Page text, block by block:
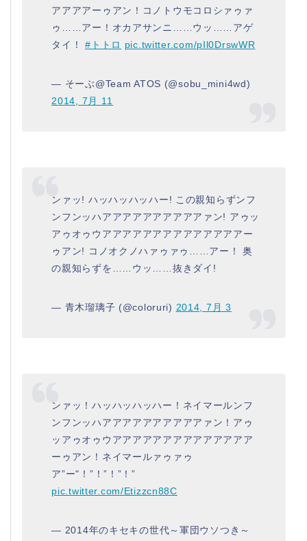
アアアアーゥアン！コノトウモコロシァゥァ
ゥ……アー！オカアサンニ……ウッ……アゲ
タイ！#トトロ pic.twitter.com/pIl0DrswWR
— そーぶ@Team ATOS (@sobu_mini4wd)
2014, 7月 11
ンァッ! ハッハッハッハー! この親知らずンフ
ンフンッハアアアアアアアアアアァン! アゥッ
アゥオゥウアアアアアアアアアアアアアアー
ゥアン! コノオクノハァゥァゥ……アー！ 奥
の親知らずを……ウッ……抜きダイ!
— 青木瑠璃子 (@coloruri) 2014, 7月 3
ンァッ！ハッハッハッハー！ネイマールンフ
ンフンッハアアアアアアアアアアァン！アゥ
ッアゥオゥウアアアアアアアアアアアアアア
ーゥアン！ネイマールァゥァゥ
ア”ー"！”！”！”！”
pic.twitter.com/Etizzcn88C
— 2014年のキセキの世代～軍団ウソつき～